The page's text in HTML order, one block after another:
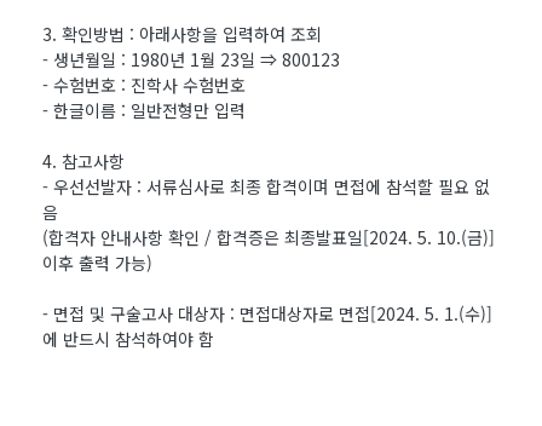
3. 확인방법 : 아래사항을 입력하여 조회
- 생년월일 : 1980년 1월 23일 ⇒ 800123
- 수험번호 : 진학사 수험번호
- 한글이름 : 일반전형만 입력
4. 참고사항
- 우선선발자 : 서류심사로 최종 합격이며 면접에 참석할 필요 없
음
(합격자 안내사항 확인 / 합격증은 최종발표일[2024. 5. 10.(금)]
이후 출력 가능)
- 면접 및 구술고사 대상자 : 면접대상자로 면접[2024. 5. 1.(수)]
에 반드시 참석하여야 함